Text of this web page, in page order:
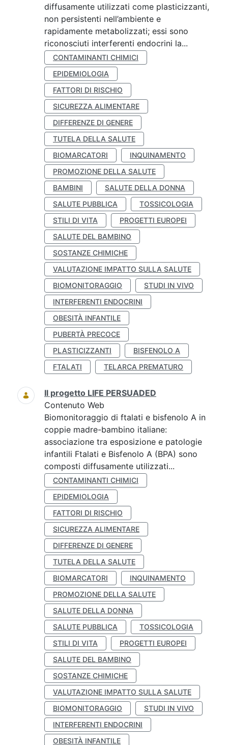
diffusamente utilizzati come plasticizzanti,
non persistenti nell’ambiente e
rapidamente metabolizzati; essi sono
riconosciuti interferenti endocrini la...
CONTAMINANTI CHIMICI
EPIDEMIOLOGIA
FATTORI DI RISCHIO
SICUREZZA ALIMENTARE
DIFFERENZE DI GENERE
TUTELA DELLA SALUTE
BIOMARCATORI
INQUINAMENTO
PROMOZIONE DELLA SALUTE
BAMBINI
SALUTE DELLA DONNA
SALUTE PUBBLICA
TOSSICOLOGIA
STILI DI VITA
PROGETTI EUROPEI
SALUTE DEL BAMBINO
SOSTANZE CHIMICHE
VALUTAZIONE IMPATTO SULLA SALUTE
BIOMONITORAGGIO
STUDI IN VIVO
INTERFERENTI ENDOCRINI
OBESITÀ INFANTILE
PUBERTÀ PRECOCE
PLASTICIZZANTI
BISFENOLO A
FTALATI
TELARCA PREMATURO
Il progetto LIFE PERSUADED
Contenuto Web
Biomonitoraggio di ftalati e bisfenolo A in
coppie madre-bambino italiane:
associazione tra esposizione e patologie
infantili Ftalati e Bisfenolo A (BPA) sono
composti diffusamente utilizzati...
CONTAMINANTI CHIMICI
EPIDEMIOLOGIA
FATTORI DI RISCHIO
SICUREZZA ALIMENTARE
DIFFERENZE DI GENERE
TUTELA DELLA SALUTE
BIOMARCATORI
INQUINAMENTO
PROMOZIONE DELLA SALUTE
SALUTE DELLA DONNA
SALUTE PUBBLICA
TOSSICOLOGIA
STILI DI VITA
PROGETTI EUROPEI
SALUTE DEL BAMBINO
SOSTANZE CHIMICHE
VALUTAZIONE IMPATTO SULLA SALUTE
BIOMONITORAGGIO
STUDI IN VIVO
INTERFERENTI ENDOCRINI
OBESITÀ INFANTILE